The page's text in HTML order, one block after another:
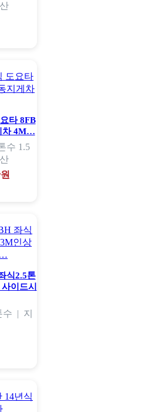
타 8FB
차 4M…
수 1.5
식2.5톤
이드시
수 | 지